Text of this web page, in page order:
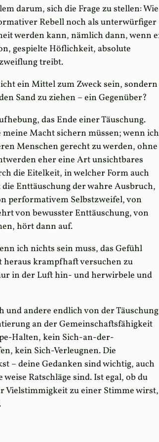
darum, sich die Frage zu stellen: Wie
Rebell noch als unterwürfiger
werden kann, nämlich dann, wenn
gespielte Höflichkeit, absolute
treibt.
ein Mittel zum Zweck sein, sondern
Sand zu ziehen – ein Gegenüber?
das Ende einer Täuschung.
Macht sichern müssen; wenn ich
Menschen gerecht zu werden, ohne
eher eine Art unsichtbares
die Eitelkeit, in welcher Form auch
Enttäuschung der wahre Ausbruch,
performativem Selbstzweifel, von
von bewusster Enttäuschung, von
hört dann auf.
ich nichts sein muss, das Gefühl
heraus krampfhaft versuchen zu
in der Luft hin- und herwirbele und
andere endlich von der Täuschung
an der Gemeinschaftsfähigkeit
Halten, kein Sich-an-der-
kein Sich-Verleugnen. Die
– deine Gedanken sind wichtig, auch
Ratschläge sind. Ist egal, ob du
Vielstimmigkeit zu einer Stimme wirst,